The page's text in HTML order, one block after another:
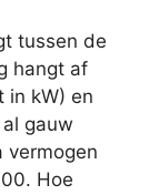
tussen de
hangt af
in kW) en
gauw
vermogen
Hoe